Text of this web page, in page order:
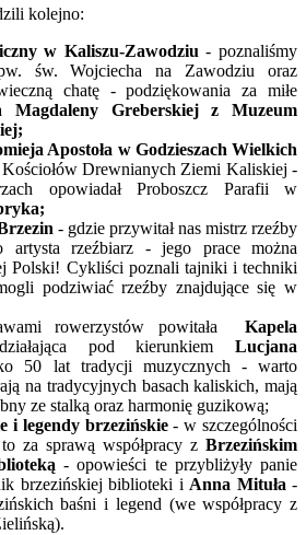
kolejno:
w Kaliszu-Zawodziu - poznaliśmy
św. Wojciecha na Zawodziu oraz
chatę - podziękowania za miłe
Magdaleny Greberskiej z Muzeum
Apostoła w Godzieszach Wielkich
Kościołów Drewnianych Ziemi Kaliskiej -
opowiadał Proboszcz Parafii w
- gdzie przywitał nas mistrz rzeźby
rzeźbiarz - jego prace można
Polski! Cykliści poznali tajniki i techniki
podziwiać rzeźby znajdujące się w
rowerzystów powitała Kapela
pod kierunkiemLucjana
50 lat tradycji muzycznych - warto
na tradycyjnych basach kaliskich, mają
ze stalką oraz harmonię guzikową;
i legendy brzezińskie- w szczególności
za sprawą współpracy z Brzezińskim
- opowieści te przybliżyły panie
brzezińskiej biblioteki i Anna Mituła -
baśni i legend (we współpracy z